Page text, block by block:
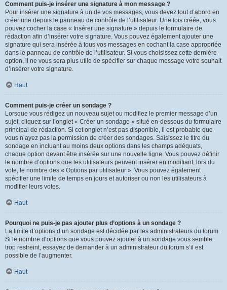
Comment puis-je insérer une signature à mon message ?
Pour insérer une signature à un de vos messages, vous devez tout d’abord en
créer une depuis le panneau de contrôle de l’utilisateur. Une fois créée, vous
pouvez cocher la case « Insérer une signature » depuis le formulaire de
rédaction afin d’insérer votre signature. Vous pouvez également ajouter une
signature qui sera insérée à tous vos messages en cochant la case appropriée
dans le panneau de contrôle de l’utilisateur. Si vous choisissez cette dernière
option, il ne vous sera plus utile de spécifier sur chaque message votre souhait
d’insérer votre signature.
Haut
Comment puis-je créer un sondage ?
Lorsque vous rédigez un nouveau sujet ou modifiez le premier message d’un
sujet, cliquez sur l’onglet « Créer un sondage » situé en-dessous du formulaire
principal de rédaction. Si cet onglet n’est pas disponible, il est probable que
vous n’ayez pas la permission de créer des sondages. Saisissez le titre du
sondage en incluant au moins deux options dans les champs adéquats,
chaque option devant être insérée sur une nouvelle ligne. Vous pouvez définir
le nombre d’options que les utilisateurs peuvent insérer en modifiant, lors du
vote, le nombre des « Options par utilisateur ». Vous pouvez également
spécifier une limite de temps en jours et autoriser ou non les utilisateurs à
modifier leurs votes.
Haut
Pourquoi ne puis-je pas ajouter plus d’options à un sondage ?
La limite d’options d’un sondage est décidée par les administrateurs du forum.
Si le nombre d’options que vous pouvez ajouter à un sondage vous semble
trop restreint, essayez de demander à un administrateur du forum s’il est
possible de l’augmenter.
Haut